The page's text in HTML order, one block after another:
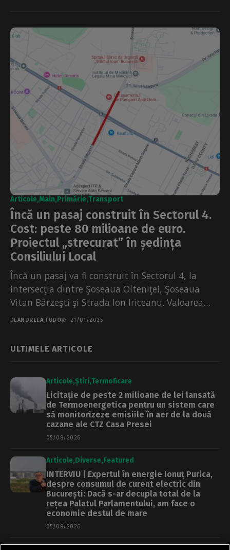
Articole Main Primărie Transport
Încă un pasaj construit în Sectorul 4.
Cost: peste 80 milioane de euro.
Proiectul „strecurat” în ședința
Consiliului Local
Încă un pasaj va fi construit în Sectorul 4, la
intersecţia dintre Şoseaua Olteniţei, Şoseaua
Vitan Bârzeşti şi Strada Ion Iriceanu. Valoarea
investiției...
DEANDREEA TUDOR 21/01/2025
ULTIMELE ARTICOLE
Articole Știri Termoficare
Licitație de peste 2 milioane de lei lansată
de Termoenergetica pentru un sistem care
să monitorizeze emisiile în aer de la două
cazane ale CTZ Casa Presei
05/08/2026
Articole Diverse Featured
INTERVIU | Expertul în energie Ionuț Purica,
despre consumul de curent electric din
București: Dacă s-ar decupla total de la
rețea Palatul Parlamentului, am face o
economie destul de mare
05/08/2026